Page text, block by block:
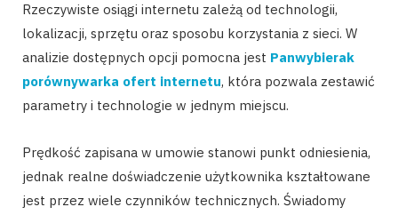
Rzeczywiste osiągi internetu zależą od technologii,
lokalizacji, sprzętu oraz sposobu korzystania z sieci. W
analizie dostępnych opcji pomocna jest Panwybierak
porównywarka ofert internetu, która pozwala zestawić
parametry i technologie w jednym miejscu.
Prędkość zapisana w umowie stanowi punkt odniesienia,
jednak realne doświadczenie użytkownika kształtowane
jest przez wiele czynników technicznych. Świadomy